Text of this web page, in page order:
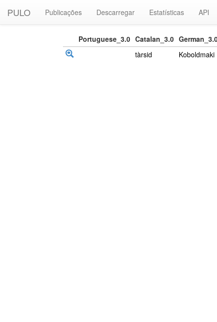
PULO Publicações Descarregar Estatísticas API
Portuguese_3.0 Catalan_3.0
tàrsid
Koboldmaki